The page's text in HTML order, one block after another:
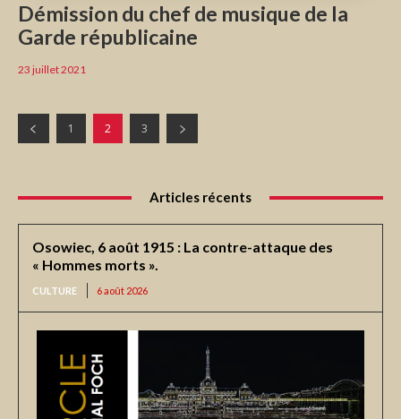
Démission du chef de musique de la
Garde républicaine
23 juillet 2021
1 2 3
Articles récents
Osowiec, 6 août 1915 : La contre-attaque des
« Hommes morts ».
CULTURE 6 août 2026